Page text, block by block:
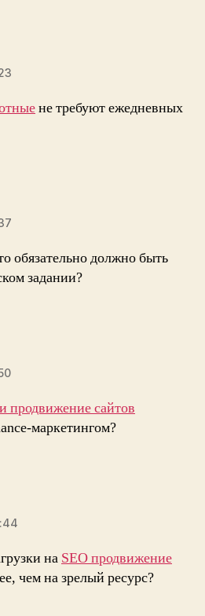
не требуют ежедневных
обязательно должно быть
задании?
продвижение сайтов
маркетингом?
на SEO продвижение
чем на зрелый ресурс?